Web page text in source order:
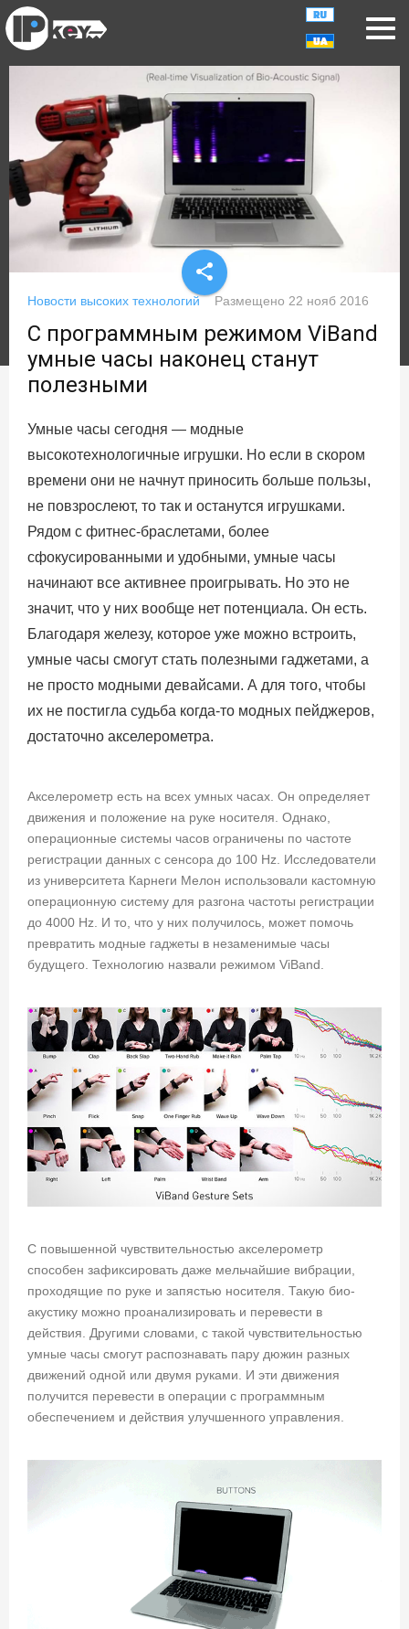
share
Новости высоких технологий Размещено 22 нояб 2016
С программным режимом ViBand
умные часы наконец станут
полезными
Умные часы сегодня — модные
высокотехнологичные игрушки. Но если в скором
времени они не начнут приносить больше пользы,
не повзрослеют, то так и останутся игрушками.
Рядом с фитнес-браслетами, более
сфокусированными и удобными, умные часы
начинают все активнее проигрывать. Но это не
значит, что у них вообще нет потенциала. Он есть.
Благодаря железу, которое уже можно встроить,
умные часы смогут стать полезными гаджетами, а
не просто модными девайсами. А для того, чтобы
их не постигла судьба когда-то модных пейджеров,
достаточно акселерометра.
Акселерометр есть на всех умных часах. Он определяет
движения и положение на руке носителя. Однако,
операционные системы часов ограничены по частоте
регистрации данных с сенсора до 100 Hz. Исследователи
из университета Карнеги Мелон использовали кастомную
операционную систему для разгона частоты регистрации
до 4000 Hz. И то, что у них получилось, может помочь
превратить модные гаджеты в незаменимые часы
будущего. Технологию назвали режимом ViBand.
С повышенной чувствительностью акселерометр
способен зафиксировать даже мельчайшие вибрации,
проходящие по руке и запястью носителя. Такую био-
акустику можно проанализировать и перевести в
действия. Другими словами, с такой чувствительностью
умные часы смогут распознавать пару дюжин разных
движений одной или двумя руками. И эти движения
получится перевести в операции с программным
обеспечением и действия улучшенного управления.